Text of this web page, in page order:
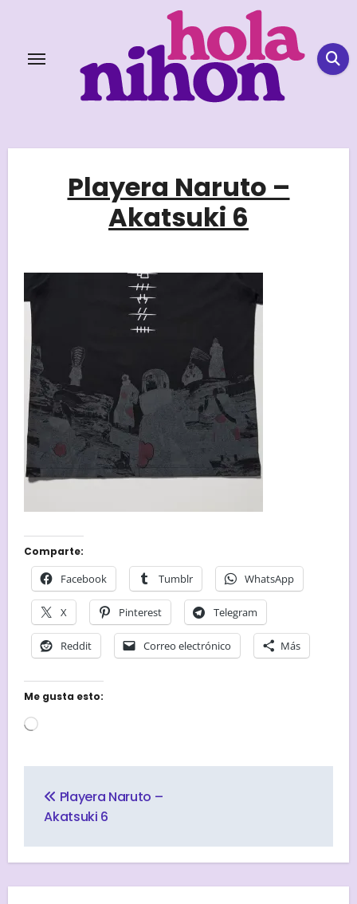
content
Playera Naruto –
Akatsuki 6
Comparte:
Facebook Tumblr WhatsApp
X Pinterest Telegram
Reddit Correo electrónico Más
Me gusta esto:
Cargando...
de
entradas
Playera Naruto –
Akatsuki 6